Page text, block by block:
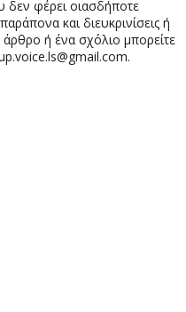
δεν φέρει οιασδήποτε
και διευκρινίσεις ή
ή ένα σχόλιο μπορείτε